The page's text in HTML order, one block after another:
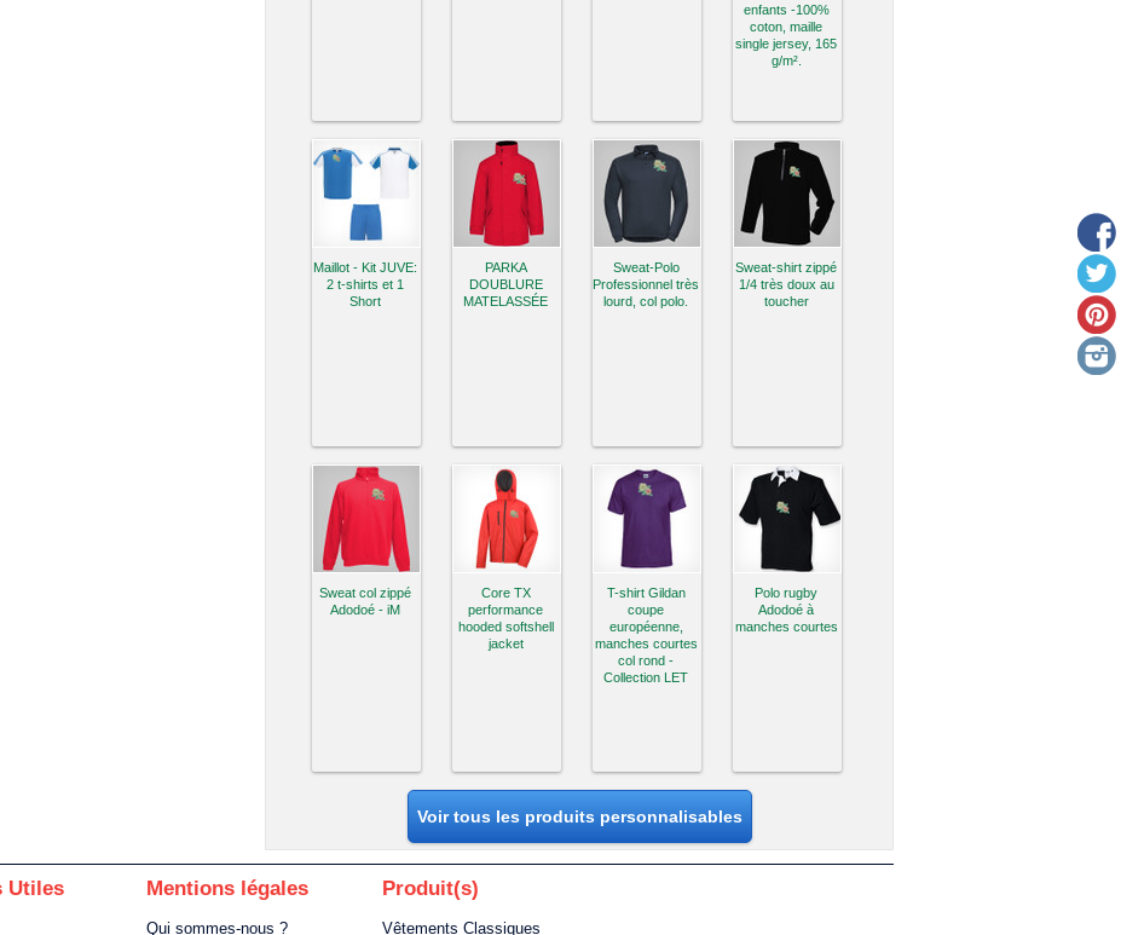
enfants -100%
coton, maille
single jersey, 165
g/m².
Maillot - Kit JUVE:
2 t-shirts et 1
Short
PARKA
DOUBLURE
MATELASSÉE
Sweat-Polo
Professionnel très
lourd, col polo.
Sweat-shirt zippé
1/4 très doux au
toucher
Sweat col zippé
Adodoé - iM
Core TX
performance
hooded softshell
jacket
T-shirt Gildan
coupe
européenne,
manches courtes
col rond -
Collection LET
Polo rugby
Adodoé à
manches courtes
Voir tous les produits personnalisables
Utiles Mentions légales
Qui sommes-nous ?
Produit(s)
Vêtements Classiques